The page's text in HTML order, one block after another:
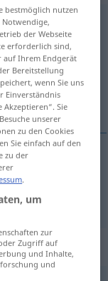
antippen)
bestmöglich nutzen
der Webseite
erforderlich sind,
auf Ihrem Endgerät
Bereitstellung
wenn Sie uns
Einverständnis
Akzeptieren“. Sie
unserer
zu den Cookies
Sie einfach auf den
zu der
.
um
zur
Zugriff auf
und Inhalte,
und